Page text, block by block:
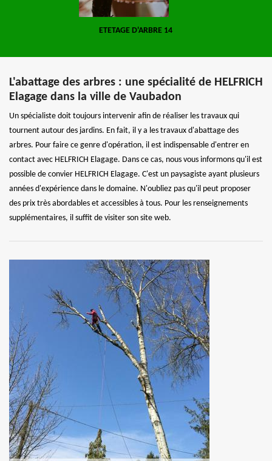
ETETAGE D'ARBRE 14
L'abattage des arbres : une spécialité de HELFRICH
Elagage dans la ville de Vaubadon
Un spécialiste doit toujours intervenir afin de réaliser les travaux qui
tournent autour des jardins. En fait, il y a les travaux d'abattage des
arbres. Pour faire ce genre d'opération, il est indispensable d'entrer en
contact avec HELFRICH Elagage. Dans ce cas, nous vous informons qu'il est
possible de convier HELFRICH Elagage. C'est un paysagiste ayant plusieurs
années d'expérience dans le domaine. N'oubliez pas qu'il peut proposer
des prix très abordables et accessibles à tous. Pour les renseignements
supplémentaires, il suffit de visiter son site web.